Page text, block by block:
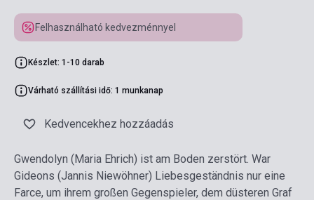
Felhasználható kedvezménnyel
Készlet: 1-10 darab
Várható szállítási idő: 1 munkanap
Kedvencekhez hozzáadás
Gwendolyn (Maria Ehrich) ist am Boden zerstört. War
Gideons (Jannis Niewöhner) Liebesgeständnis nur eine
Farce, um ihrem großen Gegenspieler, dem düsteren Graf